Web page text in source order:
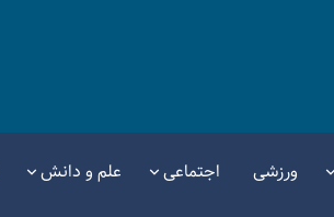
ورزشی اجتماعی علم و دانش